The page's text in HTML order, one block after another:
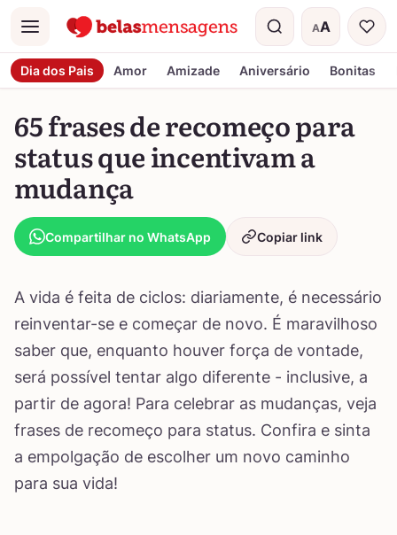
Menu AA
Tamanho do
Dia dos Pais Amor Amizade Aniversário Bonitas
65 frases de recomeço para
status que incentivam a
mudança
Compartilhar no WhatsApp Copiar link
A vida é feita de ciclos: diariamente, é necessário
reinventar-se e começar de novo. É maravilhoso
saber que, enquanto houver força de vontade,
será possível tentar algo diferente - inclusive, a
partir de agora! Para celebrar as mudanças, veja
frases de recomeço para status. Confira e sinta
a empolgação de escolher um novo caminho
para sua vida!